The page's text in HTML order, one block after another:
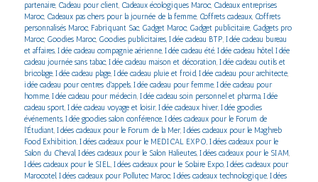
partenaire, Cadeau pour client, Cadeaux écologiques Maroc, Cadeaux entreprises
Maroc, Cadeaux pas chers pour la journée de la femme, Coffrets cadeaux, Coffrets
personnalisés Maroc, Fabriquant Sac, Gadget Maroc, Gadget publicitaire, Gadgets pro
Maroc, Goodies Maroc, Goodies publicitaires, Idée cadeau BTP, Idée cadeau bureau
et affaires, Idée cadeau compagnie aérienne, Idée cadeau été, Idée cadeau hôtel, Idée
cadeau journée sans tabac, Idée cadeau maison et décoration, Idée cadeau outils et
bricolage, Idée cadeau plage, Idée cadeau pluie et froid, Idée cadeau pour architecte,
idée cadeau pour centres d'appels, Idée cadeau pour femme, Idée cadeau pour
homme, Idée cadeau pour médecin, Idée cadeau soin personnel et pharma, Idée
cadeau sport, Idée cadeau voyage et loisir, Idée cadeaux hiver, Idée goodies
événements, Idée goodies salon conférence, Idées cadeaux pour le Forum de
l'Étudiant, Idées cadeaux pour le Forum de la Mer, Idées cadeaux pour le Maghreb
Food Exhibition, Idées cadeaux pour le MEDICAL EXPO, Idées cadeaux pour le
Salon du Cheval, Idées cadeaux pour le Salon Halieutes, Idées cadeaux pour le SIAM,
Idées cadeaux pour le SIEL, Idées cadeaux pour le Solaire Expo, Idées cadeaux pour
Marocotel, Idées cadeaux pour Pollutec Maroc, Idées cadeaux technologique, Idées